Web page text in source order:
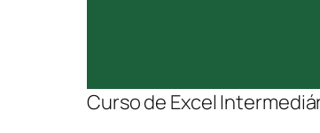
Curso de Excel